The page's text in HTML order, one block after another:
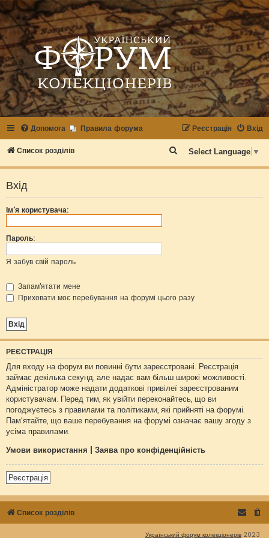
Допомога Правила форума Вхід
Реєстрація
Список розділів Select Language ▼
о
у
Вхід
Ім'я користувача:
Пароль:
Я забув свій пароль
Запам'ятати мене
Приховати моє перебування на форумі цього разу
РЕЄСТРАЦІЯ
Для входу на форум ви повинні бути зареєстровані. Реєстрація
займає декілька секунд, але надає вам більш широкі можливості.
Адміністратор може надати додаткові привілеї зареєстрованим
користувачам. Перед тим, як увійти переконайтесь, що ви
погоджуєтесь з правилами та політиками, які прийняті на форумі.
Пам'ятайте, що ваше перебування на форумі означає вашу згоду з
усіма правилами.
Умови використання
Заява про конфіденційність
Реєстрація
Список розділів
Український форум колекціонерів 2023